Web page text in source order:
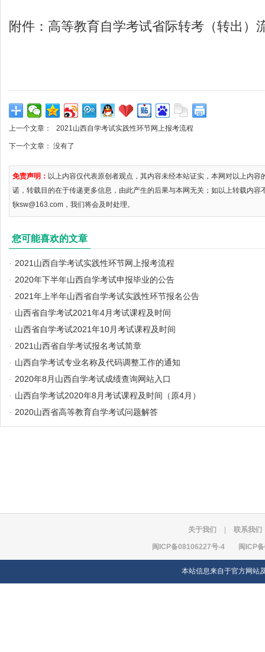
附件： 高等教育自学考试省际转考（转出）
上一个文章： 2021山西自学考试实践性环节网上报考流程
下一个文章： 没有了
免责声明： 以上内容仅代表原创者观点，其内容未经本站证实，本网对以上内
诺，转载目的在于传递更多信息，由此产生的后果与本网无关；如以上转载内容
fjksw@163.com，我们将会及时处理。
您可能喜欢的文章
· 2021山西自学考试实践性环节网上报考流程
· 2020年下半年山西自学考试申报毕业的公告
· 2021年上半年山西省自学考试实践性环节报名公告
· 山西省自学考试2021年4月考试课程及时间
· 山西省自学考试2021年10月考试课程及时间
· 2021山西省自学考试报名考试简章
· 山西自学考试专业名称及代码调整工作的通知
· 2020年8月山西自学考试成绩查询网站入口
· 山西自学考试2020年8月考试课程及时间（原4月）
· 2020山西省高等教育自学考试问题解答
关于我们 联系我们
闽ICP备08106227号-4 闽ICP
本站信息来自于官方网站